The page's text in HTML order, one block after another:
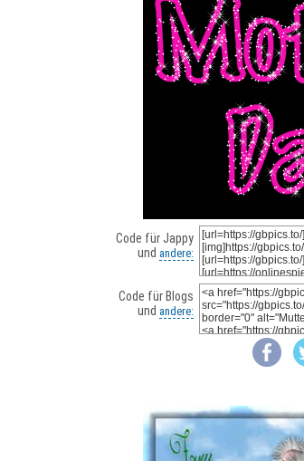
Code für Jappy
und andere:
Code für Blogs
und andere: